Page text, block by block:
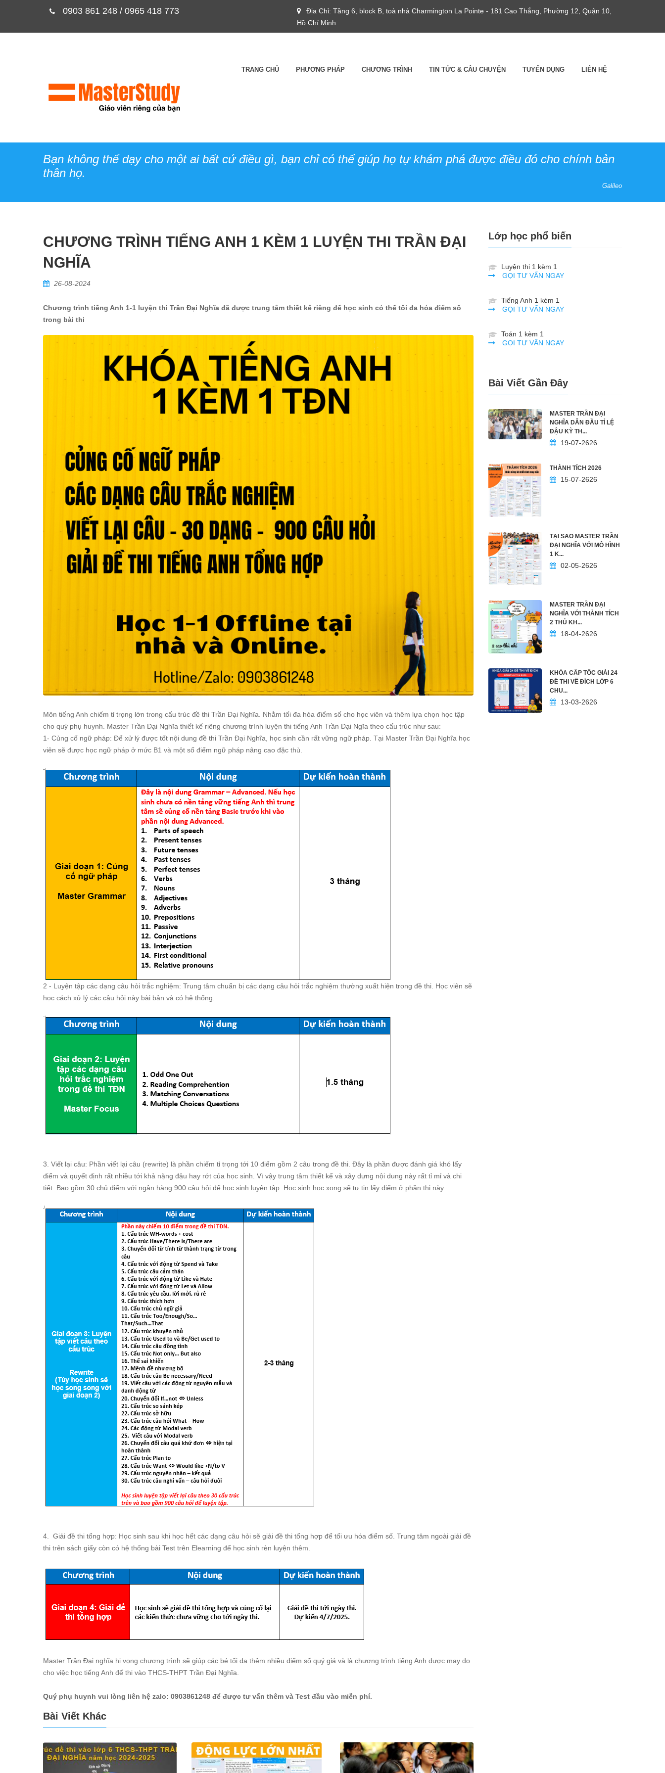
0903 861 248 / 0965 418 773
Địa Chỉ: Tầng 6, block B, toà nhà Charmington La Pointe - 181 Cao Thắng, Phường 12, Quận 10,
Hồ Chí Minh
TRANG CHỦ PHƯƠNG PHÁP CHƯƠNG TRÌNH TIN TỨC & CÂU CHUYỆN TUYỂN DỤNG LIÊN HỆ
Bạn không thể dạy cho một ai bất cứ điều gì, bạn chỉ có thể giúp họ tự khám phá được điều đó cho chính bản
thân họ.
Galileo
CHƯƠNG TRÌNH TIẾNG ANH 1 KÈM 1 LUYỆN THI TRẦN ĐẠI
NGHĨA
26-08-2024
Chương trình tiếng Anh 1-1 luyện thi Trần Đại Nghĩa đã được trung tâm thiết kế riêng để học sinh có thể tối đa hóa điểm số
trong bài thi
Môn tiếng Anh chiếm tỉ trọng lớn trong cấu trúc đề thi Trần Đại Nghĩa. Nhằm tối đa hóa điểm số cho học viên và thêm lựa chọn học tập
cho quý phụ huynh. Master Trần Đại Nghĩa thiết kế riêng chương trình luyện thi tiếng Anh Trần Đại Ngĩa theo cấu trúc như sau:
1- Củng cố ngữ pháp: Để xử lý được tốt nội dung đề thi Trần Đại Nghĩa, học sinh cần rất vững ngữ pháp. Tại Master Trần Đại Nghĩa học
viên sẽ được học ngữ pháp ở mức B1 và một số điểm ngữ pháp nâng cao đặc thù.
2 - Luyện tập các dạng câu hỏi trắc nghiệm: Trung tâm chuẩn bị các dạng câu hỏi trắc nghiệm thường xuất hiện trong đề thi. Học viên sẽ
học cách xử lý các câu hỏi này bài bản và có hệ thống.
3. Viết lại câu: Phần viết lại câu (rewrite) là phần chiếm tỉ trọng tới 10 điểm gồm 2 câu trong đề thi. Đây là phần được đánh giá khó lấy
điểm và quyết định rất nhiều tới khả nặng đậu hay rớt của học sinh. Vì vậy trung tâm thiết kế và xây dựng nội dung này rất tỉ mỉ và chi
tiết. Bao gồm 30 chủ điểm với ngân hàng 900 câu hỏi để học sinh luyện tập. Học sinh học xong sẽ tự tin lấy điểm ở phần thi này.
4. Giải đề thi tổng hợp: Học sinh sau khi học hết các dạng câu hỏi sẽ giải đề thi tổng hợp để tối ưu hóa điểm số. Trung tâm ngoài giải đề
thi trên sách giấy còn có hệ thống bài Test trên Elearning để học sinh rèn luyện thêm.
Master Trần Đại nghĩa hi vọng chương trình sẽ giúp các bé tối da thêm nhiều điểm số quý giá và là chương trình tiếng Anh được may đo
cho việc học tiếng Anh để thi vào THCS-THPT Trần Đại Nghĩa.
Quý phụ huynh vui lòng liên hệ zalo: 0903861248 để được tư vấn thêm và Test đầu vào miễn phí.
Bài Viết Khác
Lớp học phổ biến
Luyện thi 1 kèm 1
GỌI TƯ VẤN NGAY
Tiếng Anh 1 kèm 1
GỌI TƯ VẤN NGAY
Toán 1 kèm 1
GỌI TƯ VẤN NGAY
Bài Viết Gần Đây
MASTER TRẦN ĐẠI
NGHĨA DẪN ĐẦU TỈ LỆ
ĐẬU KỲ TH...
19-07-2626
THÀNH TÍCH 2026
15-07-2626
TẠI SAO MASTER TRẦN
ĐẠI NGHĨA VỚI MÔ HÌNH
1 K...
02-05-2626
MASTER TRẦN ĐẠI
NGHĨA VỚI THÀNH TÍCH
2 THỦ KH...
18-04-2626
KHÓA CẤP TỐC GIẢI 24
ĐỀ THI VỀ ĐÍCH LỚP 6
CHU...
13-03-2626